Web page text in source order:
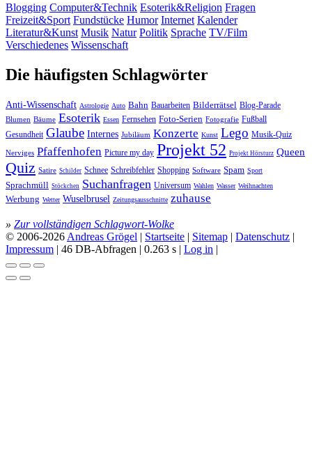
Blogging Computer&Technik Esoterik&Religion Fragen
Freizeit&Sport Fundstücke Humor Internet Kalender
Literatur&Kunst Musik Natur Politik Sprache TV/Film
Verschiedenes Wissenschaft
Die häufigsten Schlagwörter
Anti-Wissenschaft Astrologie Auto Bahn Bauarbeiten Bilderrätsel Blog-Parade
Blumen Bäume Esoterik Essen Fernsehen Foto-Serien Fotografie Fußball
Gesundheit Glaube Internes Jubiläum Konzerte Kunst Lego Musik-Quiz
Nerviges Pfaffenhofen Picture my day Projekt 52 Projekt Hörsturz Queen
Quiz Satire Schilder Schnee Schreibfehler Shopping Software Spam Sport
Sprachmüll Stöckchen Suchanfragen Universum Wahlen Wasser Weihnachten
Werbung Wetter Wuselbrusel Zeitungsausschnitte zuhause
» Zur vollständigen Schlagwort-Wolke
© 2006-2026 Andreas Grögel | Startseite | Sitemap | Datenschutz |
Impressum | 46 DB-Abfragen | 0.263 s | Log in |